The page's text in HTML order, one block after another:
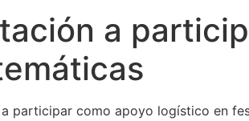
a
participar como apoyo logístico en